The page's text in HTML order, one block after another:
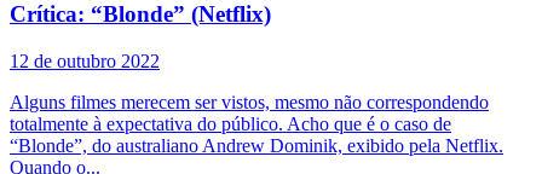
Crítica: “Blonde” (Netflix)
12 de outubro 2022
Alguns filmes merecem ser vistos, mesmo não correspondendo
totalmente à expectativa do público. Acho que é o caso de
“Blonde”, do australiano Andrew Dominik, exibido pela Netflix.
Quando o...